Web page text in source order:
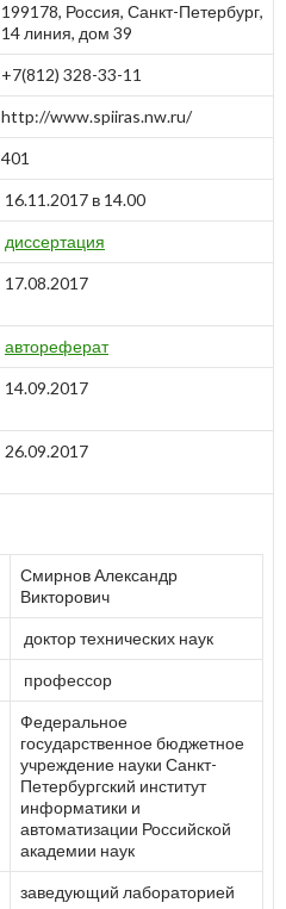
199178, Россия, Санкт-Петербург,
14 линия, дом 39
+7(812) 328-33-11
http://www.spiiras.nw.ru/
401
16.11.2017 в 14.00
диссертация
17.08.2017
автореферат
14.09.2017
26.09.2017
Смирнов Александр
Викторович
доктор технических наук
профессор
Федеральное
государственное бюджетное
учреждение науки Санкт-
Петербургский институт
информатики и
автоматизации Российской
академии наук
заведующий лабораторией